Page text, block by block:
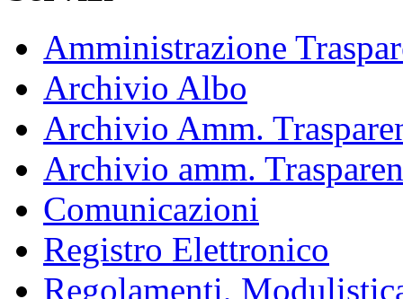
Amministrazione
Archivio Albo
Archivio Amm.
Archivio amm.
Comunicazioni
Registro Elettronico
Regolamenti,